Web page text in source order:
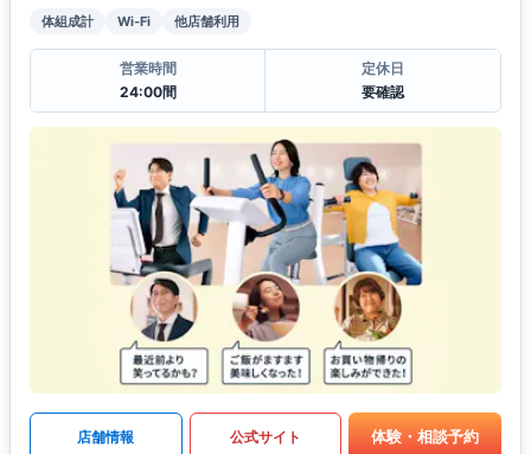
体組成計 Wi-Fi 他店舗利用
営業時間
24:00間
定休日
要確認
店舗情報 公式サイト 体験・相談予約